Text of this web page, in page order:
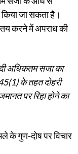
जा सकता है।
तय करने में अपराध की
अधिकतम सजा का
के तहत दोहरी
पर रिहा होने का
के गुण-दोष पर विचार